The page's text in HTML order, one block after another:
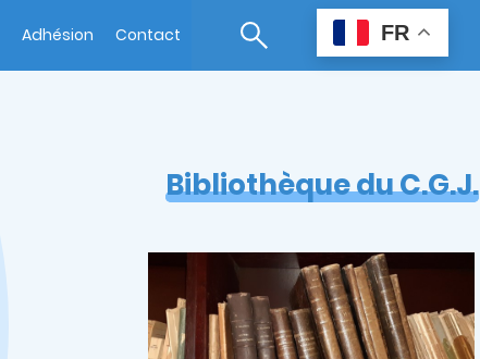
Adhésion Contact FR
Bibliothèque du C.G.J.